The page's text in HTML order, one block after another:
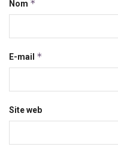
Nom *
E-mail *
Site web